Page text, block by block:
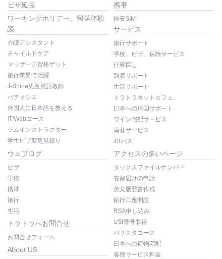
ビザ延長
ワーキングホリデー、留学体験
談
介護アシスタント
チャイルドケア
マッサージ資格ゲット
旅行業界で活躍
J-Shine児童英語教師
パティシエ
外国人に日本語を教える
IT/Webコース
ジムインストラクター
学生ビザ変更見積り
携帯
格安SIM
サービス
旅行サポート
学校、ビザ、保険サービス
仕事探し
到着サポート
生活サポート
トラトラネットカフェ
日本への帰国サポート
ワイン宅配サービス
両替サービス
JRパス
ウェブログ
ビザ
学校
携帯
旅行
生活
トラトラへお問合せ
お問合せフォーム
About US
アクセスの多いページ
タックスファイルナンバー
在留届けの申請
英文履歴書作成
銀行口座開設
RSA申し込み
USI番号取得
バリスタコース
日本への荷物宅配
各種サービス料金